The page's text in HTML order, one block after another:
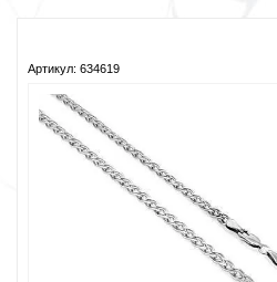
Артикул: 634619